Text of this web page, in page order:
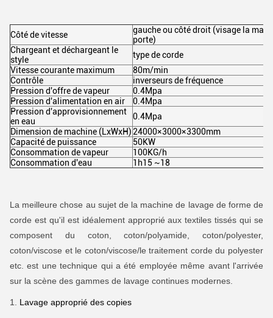
Côté de vitesse
gauche ou côté droit (visage la
porte)
Chargeant et déchargeant le
style
type de corde
Vitesse courante maximum
80m/min
Contrôle
inverseurs de fréquence
Pression d'offre de vapeur
0.4Mpa
Pression d'alimentation en air
0.4Mpa
Pression d'approvisionnement
en eau
0.4Mpa
Dimension de machine (LxWxH) 24000×3000×3300mm
Capacité de puissance
50KW
Consommation de vapeur
100KG/h
Consommation d'eau
1h15 ~18
La meilleure chose au sujet de la machine de lavage de forme de
corde est qu'il est idéalement approprié aux textiles tissés qui se
composent du coton, coton/polyamide, coton/polyester,
coton/viscose et le coton/viscose/le traitement corde du polyester
etc. est une technique qui a été employée même avant l'arrivée
sur la scène des gammes de lavage continues modernes.
1. Lavage approprié des copies